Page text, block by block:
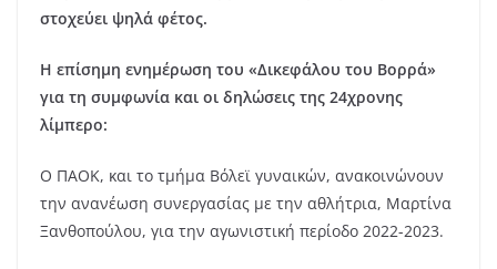
στοχεύει ψηλά φέτος.
Η επίσημη ενημέρωση του «Δικεφάλου του Βορρά»
για τη συμφωνία και οι δηλώσεις της 24χρονης
λίμπερο:
Ο ΠΑΟΚ, και το τμήμα Βόλεϊ γυναικών, ανακοινώνουν
την ανανέωση συνεργασίας με την αθλήτρια, Μαρτίνα
Ξανθοπούλου, για την αγωνιστική περίοδο 2022-2023.